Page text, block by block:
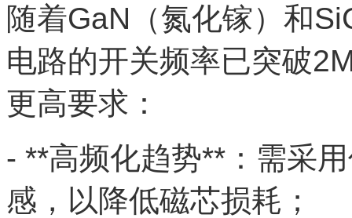
随着GaN（氮化镓）和
电路的开关频率已突破
更高要求：
- **高频化趋势**：需采
感，以降低磁芯损耗；